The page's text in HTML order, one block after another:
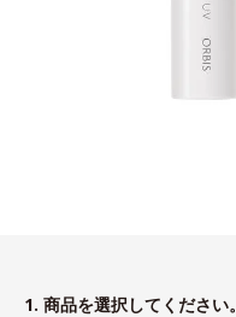
1. 商品を選択してください。